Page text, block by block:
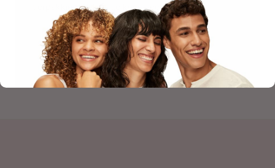
verpakking. Volgende keer weer.
S Savannah
Geverifieerde aankoop